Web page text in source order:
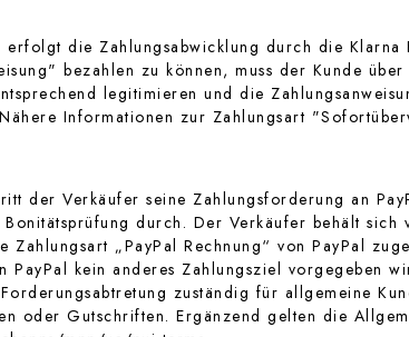
die Zahlungsabwicklung durch die
bezahlen zu können, muss der Kunde
legitimieren und die
Informationen zur Zahlungsart
der Verkäufer seine Zahlungsforderung an
durch. Der Verkäufer behält
„PayPal Rechnung“ von PayPal
kein anderes Zahlungsziel vorgegeben
zuständig für allgemeine
oder Gutschriften. Ergänzend gelten die